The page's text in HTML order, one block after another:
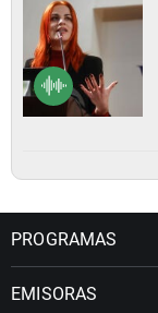
PROGRAMAS
EMISORAS